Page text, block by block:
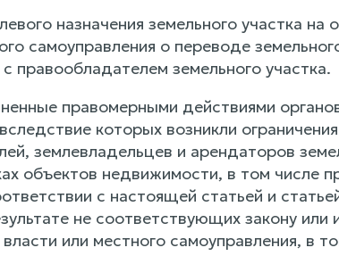
назначения земельного участка
самоуправления о переводе
с правообладателем земельного участка.
правомерными действиями
которых возникли
землевладельцев и арендаторов
объектов недвижимости, в том числе
с настоящей статьей и
не соответствующих закону
или местного самоуправления, в